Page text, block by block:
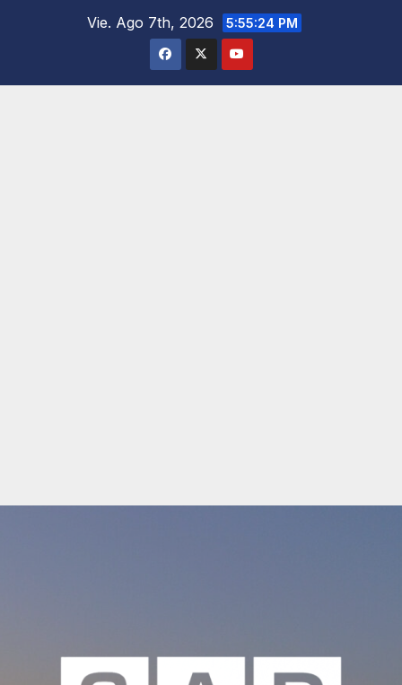
Vie. Ago 7th, 2026 5:55:25 PM